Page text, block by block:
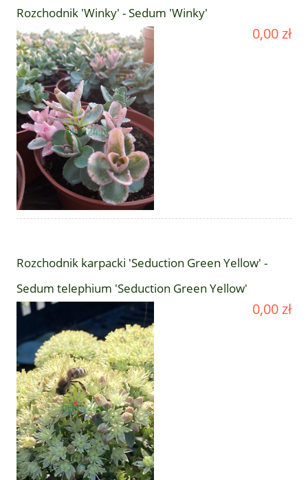
Rozchodnik 'Winky' - Sedum 'Winky'
0,00 zł
Rozchodnik karpacki 'Seduction Green Yellow' -
Sedum telephium 'Seduction Green Yellow'
0,00 zł